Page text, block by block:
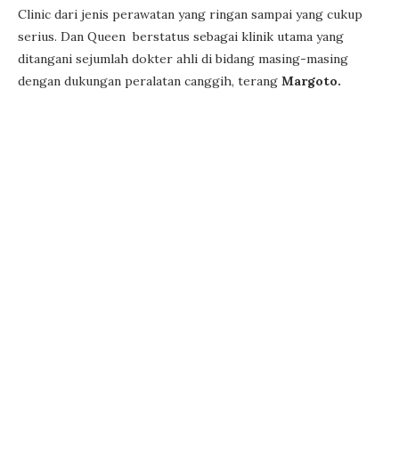
Clinic dari jenis perawatan yang ringan sampai yang cukup
serius. Dan Queen berstatus sebagai klinik utama yang
ditangani sejumlah dokter ahli di bidang masing-masing
dengan dukungan peralatan canggih, terang Margoto.